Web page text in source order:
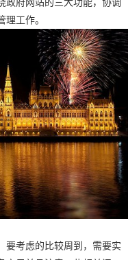
政府网站的三大功能，协调
工作。
要考虑的比较周到，需要实